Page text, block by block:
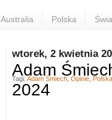
Australia Polska
wtorek, 2 kwietnia
Adam
2024
Tagi: Adam Śmiech Opinie Polska